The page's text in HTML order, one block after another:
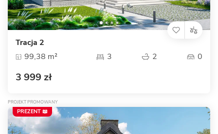
Tracja 2
99,38 m²
3 2 0
3 999 zł
PROJEKT PROMOWANY
PREZENT 📖